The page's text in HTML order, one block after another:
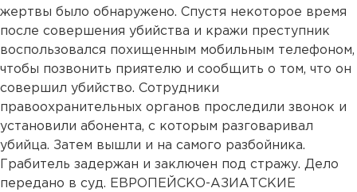
жертвы было обнаружено. Спустя некоторое время
после совершения убийства и кражи преступник
воспользовался похищенным мобильным телефоном,
чтобы позвонить приятелю и сообщить о том, что он
совершил убийство. Сотрудники
правоохранительных органов проследили звонок и
установили абонента, с которым разговаривал
убийца. Затем вышли и на самого разбойника.
Грабитель задержан и заключен под стражу. Дело
передано в суд. ЕВРОПЕЙСКО-АЗИАТСКИЕ